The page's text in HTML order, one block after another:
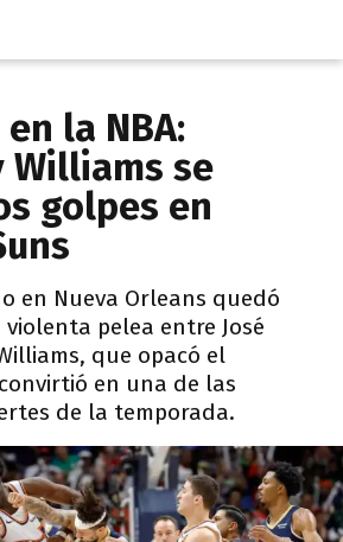
la NBA:
Williams se
golpes en
en Nueva Orleans quedó
pelea entre José
que opacó el
en una de las
de la temporada.